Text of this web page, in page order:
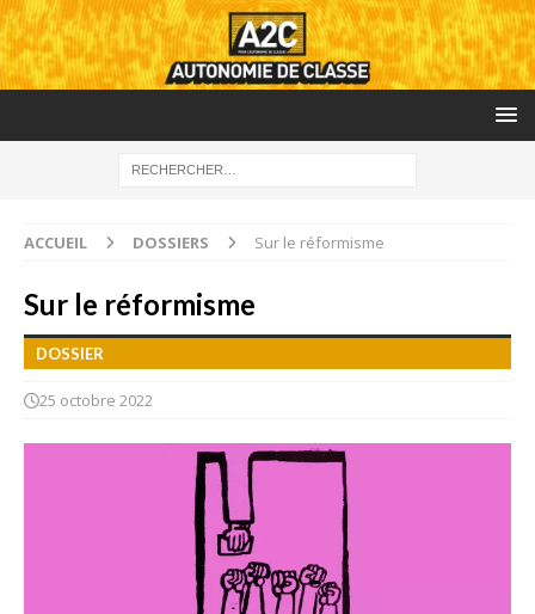
ACCUEIL DOSSIERS Sur le réformisme
Sur le réformisme
DOSSIER
25 octobre 2022